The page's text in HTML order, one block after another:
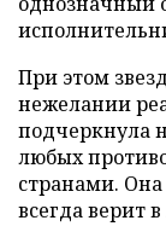
При этом
нежелании
подчеркнула
любых
странами.
всегда верит